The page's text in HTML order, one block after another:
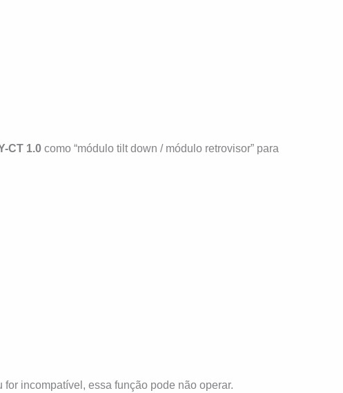
CT 1.0 como “módulo tilt down / módulo retrovisor” para
incompatível, essa função pode não operar.